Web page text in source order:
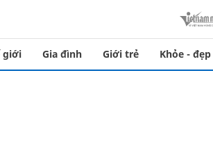
giới Gia đình Giới trẻ Khỏe - đẹp